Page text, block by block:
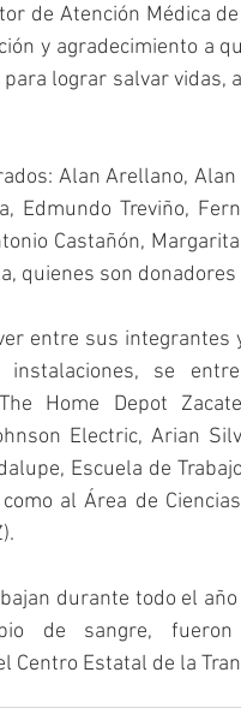
de Atención Médica
y agradecimiento a
lograr salvar vidas,
Alan Arellano,
Edmundo Treviño,
Castañón,
quienes son
entre sus integrantes
se
Home Depot
Electric, Arian
Escuela de
al Área de
durante todo el
de sangre, fueron
Centro Estatal de la